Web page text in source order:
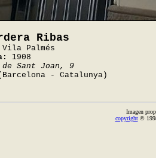
Ribas
Palmés
1908
de Sant Joan, 9
- Catalunya)
Imagen
copyright©